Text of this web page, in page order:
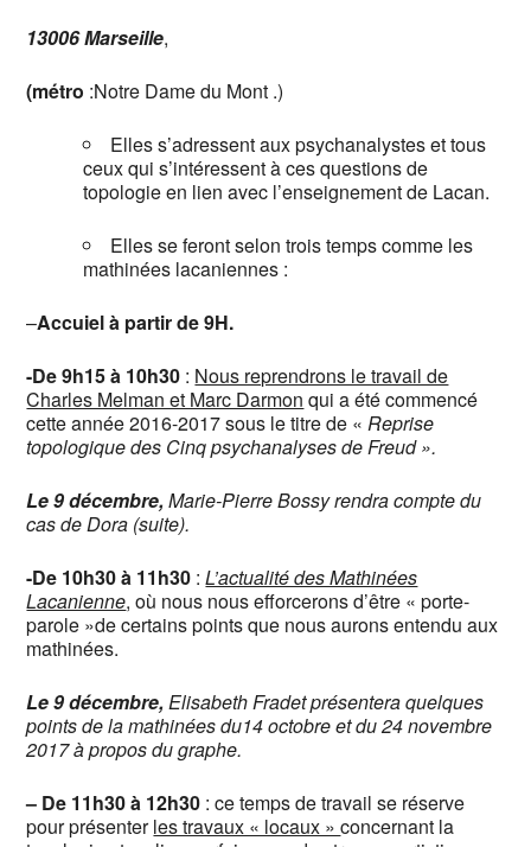
13006 Marseille,
(métro :Notre Dame du Mont .)
Elles s’adressent aux psychanalystes et tous
ceux qui s’intéressent à ces questions de
topologie en lien avec l’enseignement de Lacan.
Elles se feront selon trois temps comme les
mathinées lacaniennes :
–Accuiel à partir de 9H.
-De 9h15 à 10h30 : Nous reprendrons le travail de
Charles Melman et Marc Darmon qui a été commencé
cette année 2016-2017 sous le titre de «Reprise
topologique des Cinq psychanalyses de Freud ».
Le 9 décembre,Marie-Pierre Bossy rendra compte du
cas de Dora (suite).
-De 10h30 à 11h30 :L’actualité des Mathinées
Lacanienne, où nous nous efforcerons d’être « porte-
parole »de certains points que nous aurons entendu aux
mathinées.
Le 9 décembre,Elisabeth Fradet présentera quelques
points de la mathinées du14 octobre et du 24 novembre
2017 à propos du graphe.
– De 11h30 à 12h30 : ce temps de travail se réserve
pour présenterles travaux « locaux »concernant la